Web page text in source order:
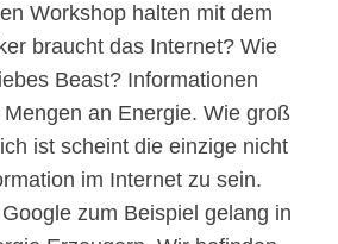
Workshop halten mit dem
braucht das Internet? Wie
Beast? Informationen
an Energie. Wie groß
ist scheint die einzige nicht
im Internet zu sein.
zum Beispiel gelang in